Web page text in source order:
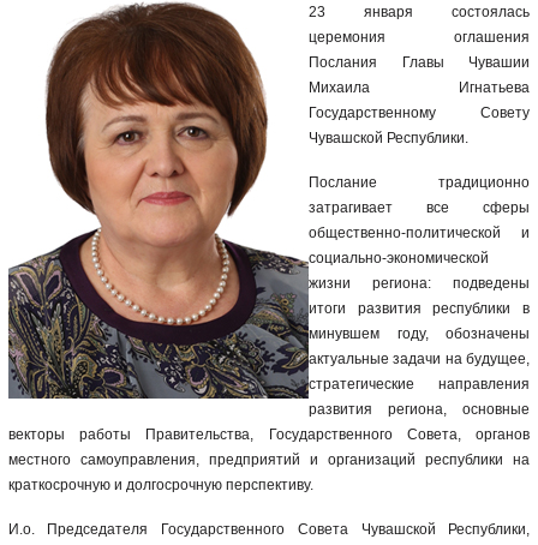
23 января состоялась
церемония оглашения
Послания Главы Чувашии
Михаила Игнатьева
Государственному Совету
Чувашской Республики.
Послание традиционно
затрагивает все сферы
общественно-политической и
социально-экономической
жизни региона: подведены
итоги развития республики в
минувшем году, обозначены
актуальные задачи на будущее,
стратегические направления
развития региона, основные
векторы работы Правительства, Государственного Совета, органов
местного самоуправления, предприятий и организаций республики на
краткосрочную и долгосрочную перспективу.
И.о. Председателя Государственного Совета Чувашской Республики,